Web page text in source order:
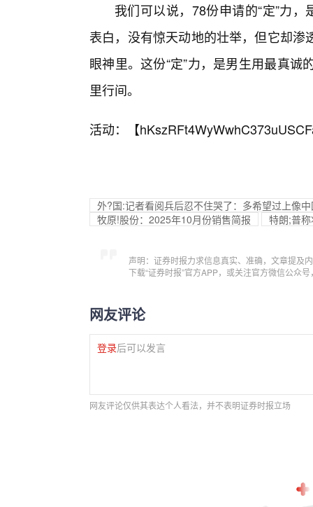
我们可以说，78份申请的“定”力
表白，没有惊天动地的壮举，但它却
眼神里。这份“定”力，是男生用最真
里行间。
活动：【
外?国:记者看阅兵后忍不住哭了：多希望过上像
牧原!股份：2025年10月份销售简报
特朗;普
声明：证券时报力求信息真实、准确，文章提及
下载“证券时报”官方APP，或关注官方微信公众
网友评论
登录后可以发言
网友评论仅供其表达个人看法，并不表明证券时报立场